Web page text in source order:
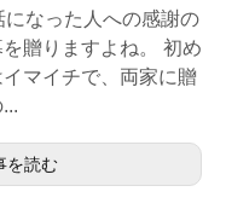
なった人への感謝の
贈りますよね。 初め
マイチで、両家に贈
を読む